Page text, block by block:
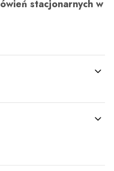
stacjonarnych w